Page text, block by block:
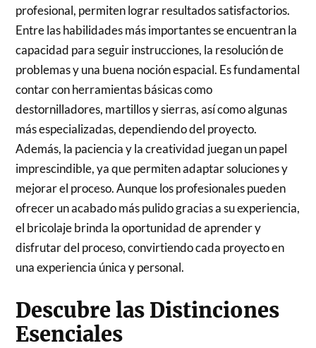
profesional, permiten lograr resultados satisfactorios.
Entre las habilidades más importantes se encuentran la
capacidad para seguir instrucciones, la resolución de
problemas y una buena noción espacial. Es fundamental
contar con herramientas básicas como
destornilladores, martillos y sierras, así como algunas
más especializadas, dependiendo del proyecto.
Además, la paciencia y la creatividad juegan un papel
imprescindible, ya que permiten adaptar soluciones y
mejorar el proceso. Aunque los profesionales pueden
ofrecer un acabado más pulido gracias a su experiencia,
el bricolaje brinda la oportunidad de aprender y
disfrutar del proceso, convirtiendo cada proyecto en
una experiencia única y personal.
Descubre las Distinciones
Esenciales